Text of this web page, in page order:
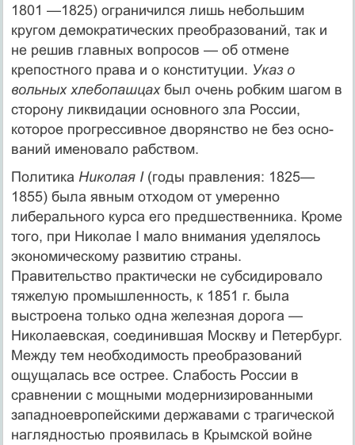
1801 —1825) ограничился лишь небольшим
кругом де­мократических преобразований, так и
не решив глав­ных вопросов — об отмене
крепостного права и о конс­титуции. Указ о
вольных хлебопашцах был очень роб­ким шагом в
сторону ликвидации основного зла России,
которое прогрессивное дворянство не без осно­
ваний именовало рабством.
Политика Николая I (годы правления: 1825—
1855) была явным отходом от умеренно
либерального курса его предшественника. Кроме
того, при Нико­лае I мало внимания уделялось
экономическому раз­витию страны.
Правительство практически не субси­дировало
тяжелую промышленность, к 1851 г. была
выстроена только одна железная дорога —
Николаев­ская, соединившая Москву и Петербург.
Между тем необходимость преобразований
ощущалась все острее. Слабость России в
сравнении с мощными модернизи­рованными
западноевропейскими державами с траги­ческой
наглядностью проявилась в Крымской войне